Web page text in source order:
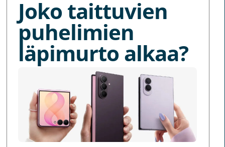
Joko taittuvien
puhelimien
läpimurto alkaa?